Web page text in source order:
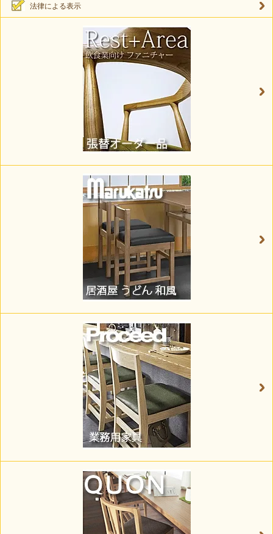
法律による表示